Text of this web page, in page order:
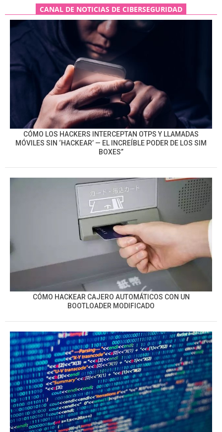
CANAL DE NOTICIAS DE CIBERSEGURIDAD
CÓMO LOS HACKERS INTERCEPTAN OTPS Y LLAMADAS
MÓVILES SIN ‘HACKEAR’ — EL INCREÍBLE PODER DE LOS SIM
BOXES”
CÓMO HACKEAR CAJERO AUTOMÁTICOS CON UN
BOOTLOADER MODIFICADO